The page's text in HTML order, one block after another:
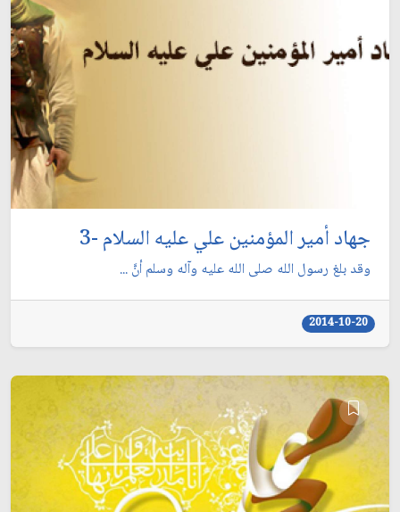
جهاد أمير المؤمنين علي عليه السلام -3
وقد بلغ رسول الله صلى الله عليه وآله وسلم أنَّ ...
2014-10-20